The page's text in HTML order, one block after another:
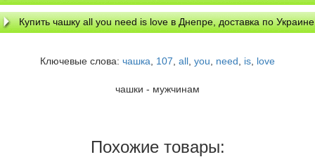
Купить чашку all you need is love в Днепре, доставка по Украине
Ключевые слова: чашка 107 all you need is love
чашки - мужчинам
Похожие товары: